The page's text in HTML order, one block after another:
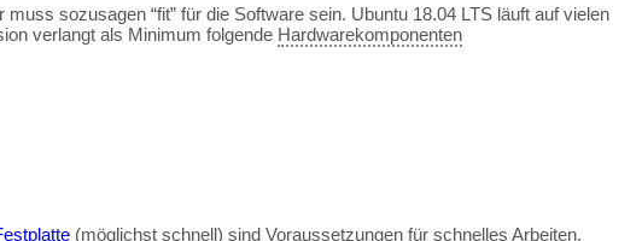
sozusagen “fit” für die Software sein. Ubuntu 18.04 LTS läuft auf vielen
verlangt als Minimum folgende Hardwarekomponenten
(möglichst schnell) sind Voraussetzungen für schnelles Arbeiten.